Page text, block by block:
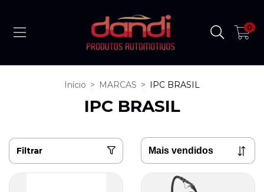
0
Início > MARCAS > IPC BRASIL
IPC BRASIL
Filtrar